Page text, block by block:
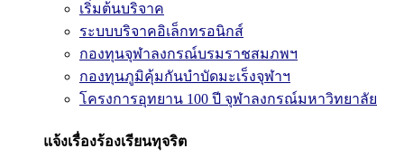
เริ่มต้นบริจาค
ระบบบริจาคอิเล็กทรอนิกส์
กองทุนจุฬาลงกรณ์บรมราชสมภพฯ
กองทุนภูมิคุ้มกันบำบัดมะเร็งจุฬาฯ
โครงการอุทยาน 100 ปี จุฬาลงกรณ์มหาวิทยาลัย
แจ้งเรื่องร้องเรียนทุจริต